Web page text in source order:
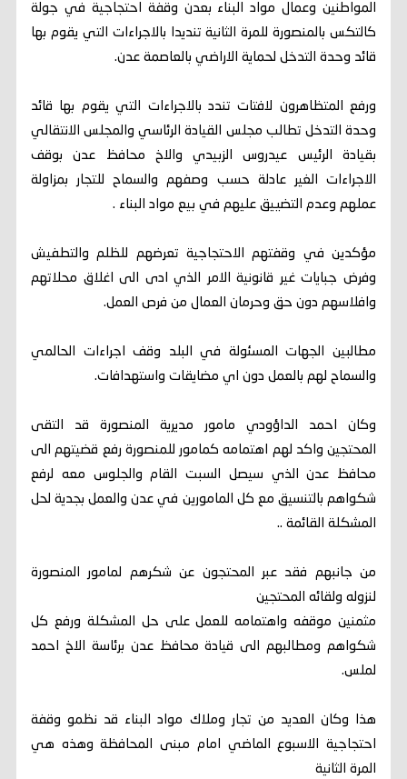
المواطنين وعمال مواد البناء بعدن وقفة احتجاجية في جولة
كالتكس بالمنصورة للمرة الثانية تنديدا بالاجراءات التي يقوم بها
قائد وحدة التدخل لحماية الاراضي بالعاصمة عدن.
ورفع المتظاهرون لافتات تندد بالاجراءات التي يقوم بها قائد
وحدة التدخل تطالب مجلس القيادة الرئاسي والمجلس الانتقالي
بقيادة الرئيس عيدروس الزبيدي والاخ محافظ عدن بوقف
الاجراءات الغير عادلة حسب وصفهم والسماح للتجار بمزاولة
عملهم وعدم التضييق عليهم في بيع مواد البناء .
مؤكدين في وقفتهم الاحتجاجية تعرضهم للظلم والتطفيش
وفرض جبايات غير قانونية الامر الذي ادى الى اغلاق محلاتهم
وافلاسهم دون حق وحرمان العمال من فرص العمل.
مطالبين الجهات المسئولة في البلد وقف اجراءات الحالمي
والسماح لهم بالعمل دون اي مضايقات واستهدافات.
وكان احمد الداؤودي مامور مديرية المنصورة قد التقى
المحتجين واكد لهم اهتمامه كمامور للمنصورة رفع قضيتهم الى
محافظ عدن الذي سيصل السبت القام والجلوس معه لرفع
شكواهم بالتنسيق مع كل المامورين في عدن والعمل بجدية لحل
المشكلة القائمة ..
من جانبهم فقد عبر المحتجون عن شكرهم لمامور المنصورة
لنزوله ولقائه المحتجين
مثمنين موقفه واهتمامه للعمل على حل المشكلة ورفع كل
شكواهم ومطالبهم الى قيادة محافظ عدن برئاسة الاخ احمد
لملس.
هذا وكان العديد من تجار وملاك مواد البناء قد نظمو وقفة
احتجاجية الاسبوع الماضي امام مبنى المحافظة وهذه هي
المرة الثانية